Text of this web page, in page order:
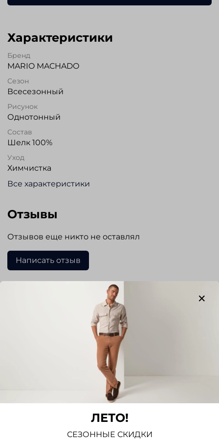
Характеристики
Бренд
MARIO MACHADO
Сезон
Всесезонный
Рисунок
Однотонный
Состав
Шелк 100%
Уход
Химчистка
Все характеристики
Отзывы
Отзывов еще никто не оставлял
Написать отзыв
ЛЕТО!
СЕЗОННЫЕ СКИДКИ